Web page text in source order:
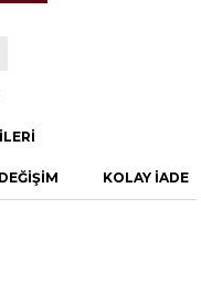
KOLAY İADE